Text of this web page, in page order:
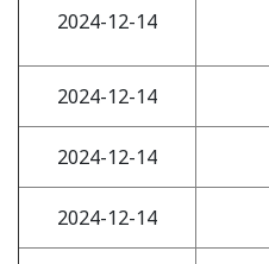
2024-12-14
2024-12-14
2024-12-14
2024-12-14